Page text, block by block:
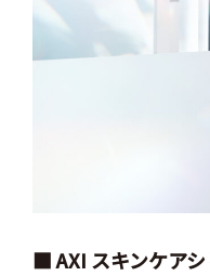
■ AXI スキンケア